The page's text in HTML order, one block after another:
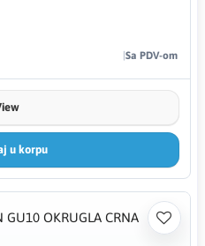
Sa PDV-om
u korpu